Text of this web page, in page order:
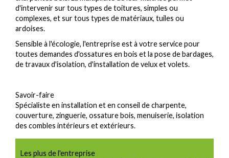
d'intervenir sur tous types de toitures, simples ou
complexes, et sur tous types de matériaux, tuiles ou
ardoises.
Sensible à l'écologie, l'entreprise est à votre service pour
toutes demandes d'ossatures en bois et la pose de bardages,
de travaux d'isolation, d'installation de velux et volets.
Savoir-faire
Spécialiste en installation et en conseil de charpente,
couverture, zinguerie, ossature bois, menuiserie, isolation
des combles intérieurs et extérieurs.
Les plus de l'entreprise